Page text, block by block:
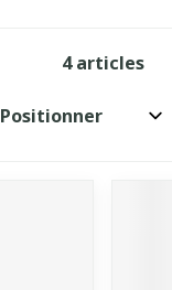
4articles
Trier par: